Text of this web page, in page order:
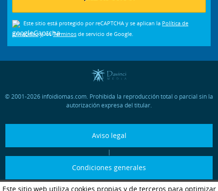
Este sitio web utiliza cookies propias y de terceros para optimizar
Este sitio está protegido por reCAPTCHA y se aplican la Política de
privacidady losTérminos de servicio de Google.
© 2001-2026 infoidiomas.com. Prohibida la reproducción total o parcial sin la
autorización expresa del titular.
Aviso legal
|
Condiciones generales